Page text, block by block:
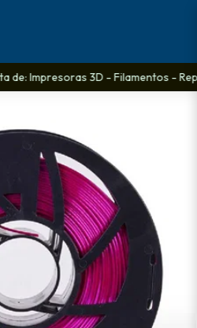
Impresoras 3D - Filamentos -